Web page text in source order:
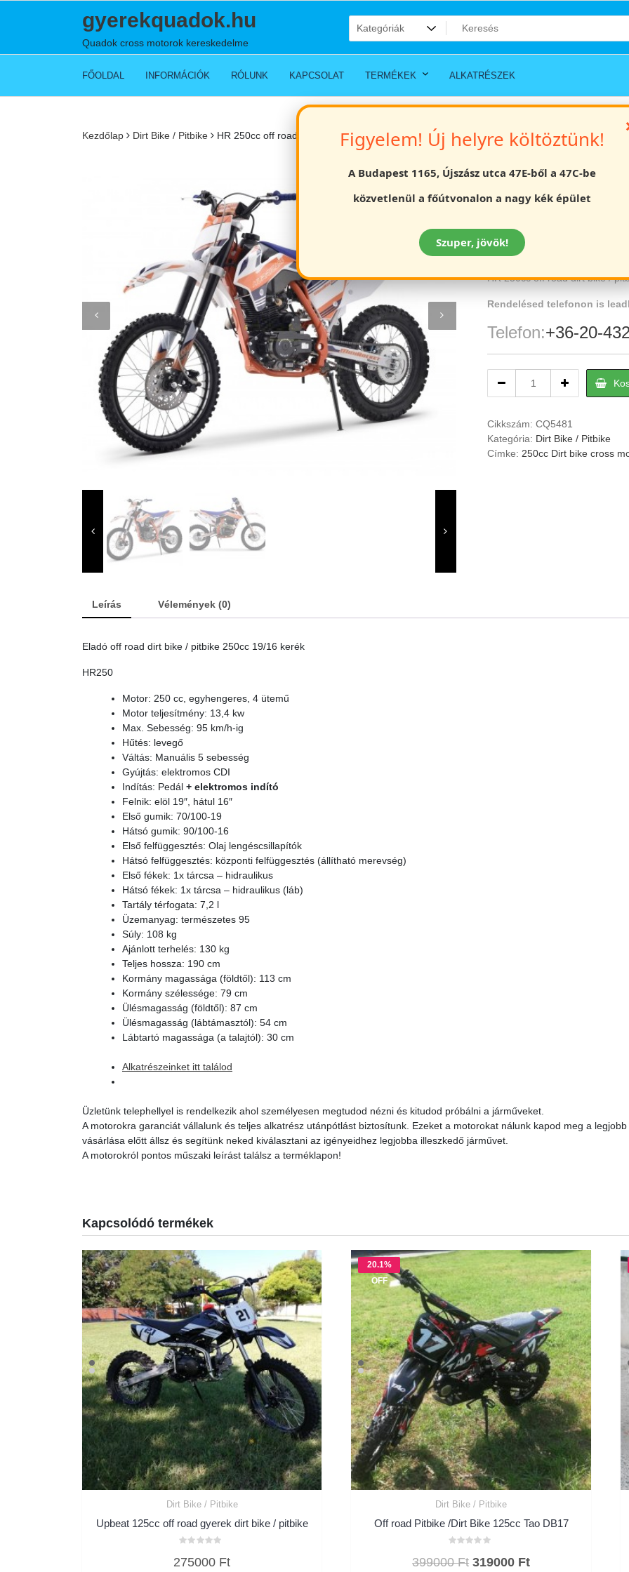
gyerekquadok.hu
Quadok cross motorok kereskedelme
FŐOLDAL INFORMÁCIÓK RÓLUNK KAPCSOLAT TERMÉKEK ALKATRÉSZEK
Kezdőlap Dirt Bike / Pitbike HR 250cc off road dirt bike / pitbike 19/16 kerék
HR 250cc off
639000
HR 250cc off road dirt bike /
Rendelésed telefonon is
Telefon:+36-20-
250cc
road
dirt
bike
Cikkszám:CQ5481
Kategória: Dirt Bike / Pitbike
Címke: 250cc Dirt bike cross
Leírás Vélemények (0)
Eladó off road dirt bike / pitbike 250cc 19/16 kerék
HR250
Motor: 250 cc, egyhengeres, 4 ütemű
Motor teljesítmény: 13,4 kw
Max. Sebesség: 95 km/h-ig
Hűtés: levegő
Váltás: Manuális 5 sebesség
Gyújtás: elektromos CDI
Indítás: Pedál + elektromos indító
Felnik: elöl 19″, hátul 16″
Első gumik: 70/100-19
Hátsó gumik: 90/100-16
Első felfüggesztés: Olaj lengéscsillapítók
Hátsó felfüggesztés: központi felfüggesztés (állítható merevség)
Első fékek: 1x tárcsa – hidraulikus
Hátsó fékek: 1x tárcsa – hidraulikus (láb)
Tartály térfogata: 7,2 l
Üzemanyag: természetes 95
Súly: 108 kg
Ajánlott terhelés: 130 kg
Teljes hossza: 190 cm
Kormány magassága (földtől): 113 cm
Kormány szélessége: 79 cm
Ülésmagasság (földtől): 87 cm
Ülésmagasság (lábtámasztól): 54 cm
Lábtartó magassága (a talajtól): 30 cm
Alkatrészeinket itt találod
Üzletünk telephellyel is rendelkezik ahol személyesen megtudod nézni és kitudod próbálni a járműveket.
A motorokra garanciát vállalunk és teljes alkatrész utánpótlást biztosítunk. Ezeket a motorokat nálunk kapod meg a
vásárlása előtt állsz és segítünk neked kiválasztani az igényeidhez legjobba illeszkedő járművet.
A motorokról pontos műszaki leírást találsz a terméklapon!
Kapcsolódó termékek
Dirt Bike / Pitbike
Upbeat 125cc off road gyerek dirt bike / pitbike
0
275000 Ft
20.1%
OFF
Dirt Bike / Pitbike
Off road Pitbike /Dirt Bike 125cc Tao DB17
0
399000Ft Original
319000 FtCurrent
Figyelem! Új helyre költöztünk!
A Budapest 1165, Újszász utca 47E-ből a 47C-be
közvetlenül a főútvonalon a nagy kék épület
Szuper, jövök!